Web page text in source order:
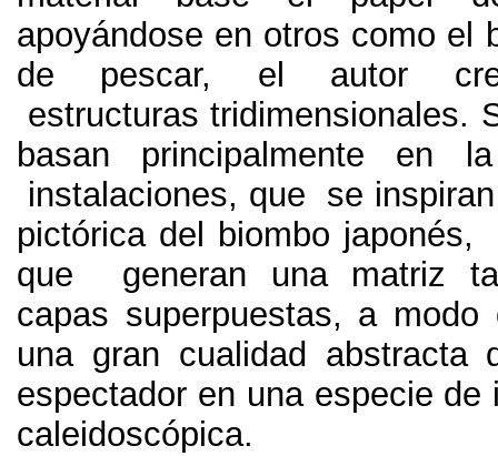
apoyándose en otros como el
de pescar, el autor
estructuras tridimensionales.
basan principalmente en
instalaciones, que se
pictórica del biombo japonés,
que generan una matriz
capas superpuestas, a
una gran cualidad abstracta
espectador en una especie de
caleidoscópica.